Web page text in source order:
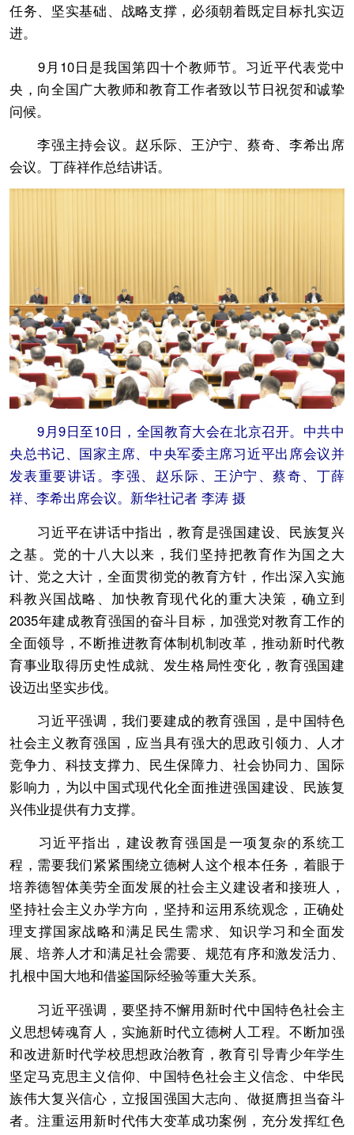
任务、坚实基础、战略支撑，必须朝着既定目标扎实迈
进。
9月10日是我国第四十个教师节。习近平代表党中
央，向全国广大教师和教育工作者致以节日祝贺和诚挚
问候。
李强主持会议。赵乐际、王沪宁、蔡奇、李希出席
会议。丁薛祥作总结讲话。
9月9日至10日，全国教育大会在北京召开。中共中
央总书记、国家主席、中央军委主席习近平出席会议并
发表重要讲话。李强、赵乐际、王沪宁、蔡奇、丁薛
祥、李希出席会议。新华社记者 李涛 摄
习近平在讲话中指出，教育是强国建设、民族复兴
之基。党的十八大以来，我们坚持把教育作为国之大
计、党之大计，全面贯彻党的教育方针，作出深入实施
科教兴国战略、加快教育现代化的重大决策，确立到
2035年建成教育强国的奋斗目标，加强党对教育工作的
全面领导，不断推进教育体制机制改革，推动新时代教
育事业取得历史性成就、发生格局性变化，教育强国建
设迈出坚实步伐。
习近平强调，我们要建成的教育强国，是中国特色
社会主义教育强国，应当具有强大的思政引领力、人才
竞争力、科技支撑力、民生保障力、社会协同力、国际
影响力，为以中国式现代化全面推进强国建设、民族复
兴伟业提供有力支撑。
习近平指出，建设教育强国是一项复杂的系统工
程，需要我们紧紧围绕立德树人这个根本任务，着眼于
培养德智体美劳全面发展的社会主义建设者和接班人，
坚持社会主义办学方向，坚持和运用系统观念，正确处
理支撑国家战略和满足民生需求、知识学习和全面发
展、培养人才和满足社会需要、规范有序和激发活力、
扎根中国大地和借鉴国际经验等重大关系。
习近平强调，要坚持不懈用新时代中国特色社会主
义思想铸魂育人，实施新时代立德树人工程。不断加强
和改进新时代学校思想政治教育，教育引导青少年学生
坚定马克思主义信仰、中国特色社会主义信念、中华民
族伟大复兴信心，立报国强国大志向、做挺膺担当奋斗
者。注重运用新时代伟大变革成功案例，充分发挥红色